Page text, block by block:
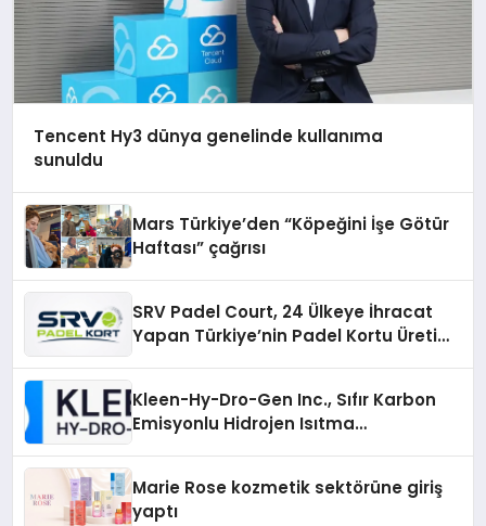
Tencent Hy3 dünya genelinde kullanıma
sunuldu
Mars Türkiye’den “Köpeğini İşe Götür
Haftası” çağrısı
SRV Padel Court, 24 Ülkeye İhracat
Yapan Türkiye’nin Padel Kortu Üretim
Kleen-Hy-Dro-Gen Inc., Sıfır Karbon
Emisyonlu Hidrojen Isıtma
Marie Rose kozmetik sektörüne giriş
yaptı